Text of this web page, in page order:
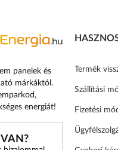
panelek és
márkáktól.
energiát!
VAN?
Termék
Szállítási
Fizetési